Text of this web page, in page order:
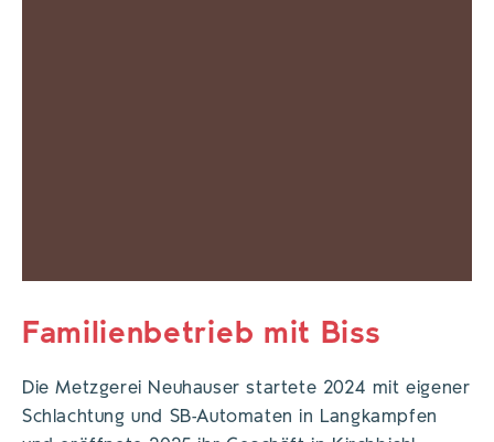
Familienbetrieb mit Biss
Die Metzgerei Neuhauser startete 2024 mit eigener
Schlachtung und SB-Automaten in Langkampfen